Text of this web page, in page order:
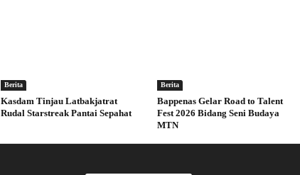
Berita
Kasdam Tinjau Latbakjatrat
Rudal Starstreak Pantai Sepahat
Berita
Bappenas Gelar Road to Talent
Fest 2026 Bidang Seni Budaya
MTN